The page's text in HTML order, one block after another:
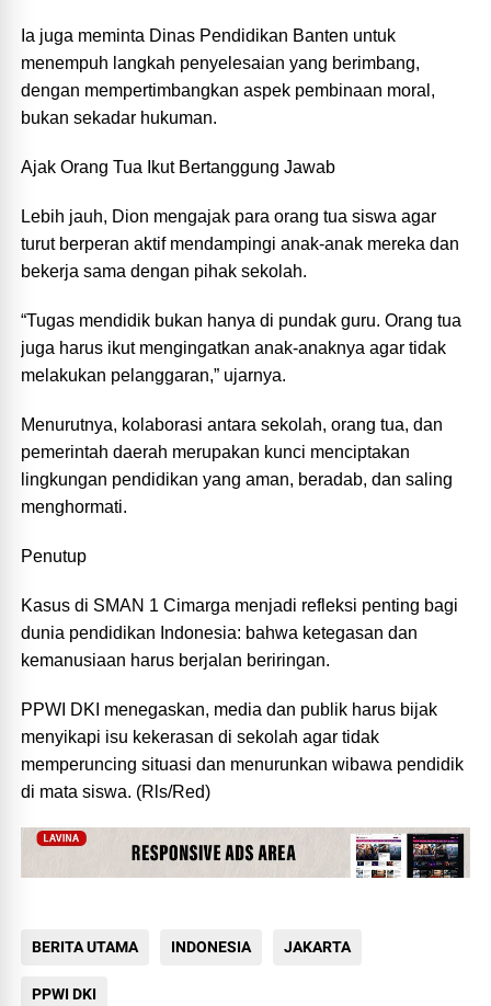
Ia juga meminta Dinas Pendidikan Banten untuk
menempuh langkah penyelesaian yang berimbang,
dengan mempertimbangkan aspek pembinaan moral,
bukan sekadar hukuman.
Ajak Orang Tua Ikut Bertanggung Jawab
Lebih jauh, Dion mengajak para orang tua siswa agar
turut berperan aktif mendampingi anak-anak mereka dan
bekerja sama dengan pihak sekolah.
“Tugas mendidik bukan hanya di pundak guru. Orang tua
juga harus ikut mengingatkan anak-anaknya agar tidak
melakukan pelanggaran,” ujarnya.
Menurutnya, kolaborasi antara sekolah, orang tua, dan
pemerintah daerah merupakan kunci menciptakan
lingkungan pendidikan yang aman, beradab, dan saling
menghormati.
Penutup
Kasus di SMAN 1 Cimarga menjadi refleksi penting bagi
dunia pendidikan Indonesia: bahwa ketegasan dan
kemanusiaan harus berjalan beriringan.
PPWI DKI menegaskan, media dan publik harus bijak
menyikapi isu kekerasan di sekolah agar tidak
memperuncing situasi dan menurunkan wibawa pendidik
di mata siswa. (Rls/Red)
BERITA UTAMA INDONESIA JAKARTA
PPWI DKI